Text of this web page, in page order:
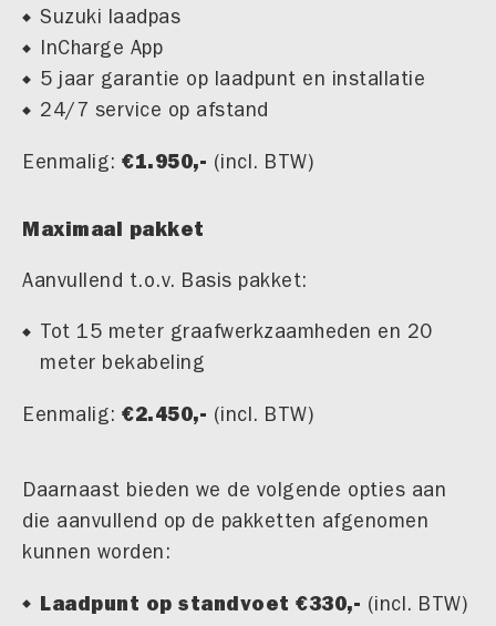
Suzuki laadpas
InCharge App
5 jaar garantie op laadpunt en installatie
24/7 service op afstand
Eenmalig: €1.950,- (incl. BTW)
Maximaal pakket
Aanvullend t.o.v. Basis pakket:
Tot 15 meter graafwerkzaamheden en 20
meter bekabeling
Eenmalig: €2.450,- (incl. BTW)
Daarnaast bieden we de volgende opties aan
die aanvullend op de pakketten afgenomen
kunnen worden:
Laadpunt op standvoet €330,- (incl. BTW)